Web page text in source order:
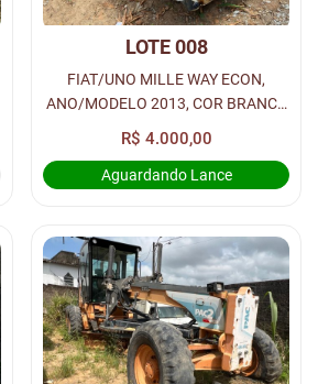
LOTE 008
FIAT/UNO MILLE WAY ECON,
ANO/MODELO 2013, COR BRANCA
A ALCOOL/GASOLINA, PLACA:
OHK-0056, RENAVAM:
00559484763.
R$ 4.000,00
Aguardando Lance